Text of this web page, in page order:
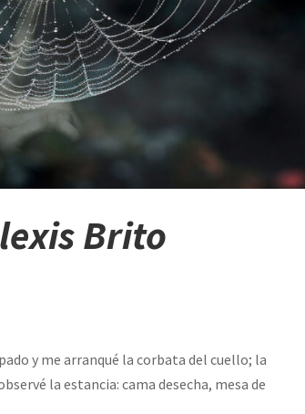
Brito
y me arranqué la corbata del cuello; la
la estancia: cama desecha, mesa de